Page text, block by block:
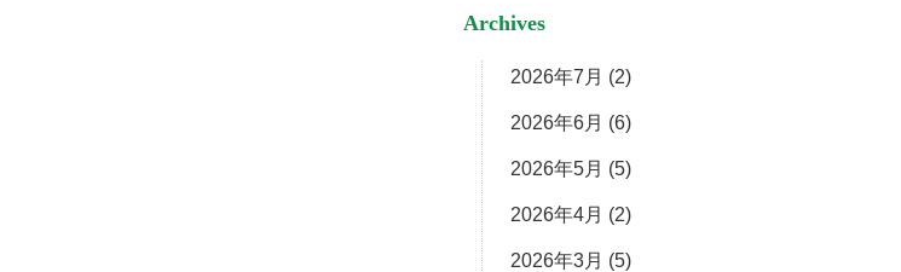
Archives
2026年7月 (2)
2026年6月 (6)
2026年5月 (5)
2026年4月 (2)
2026年3月 (5)